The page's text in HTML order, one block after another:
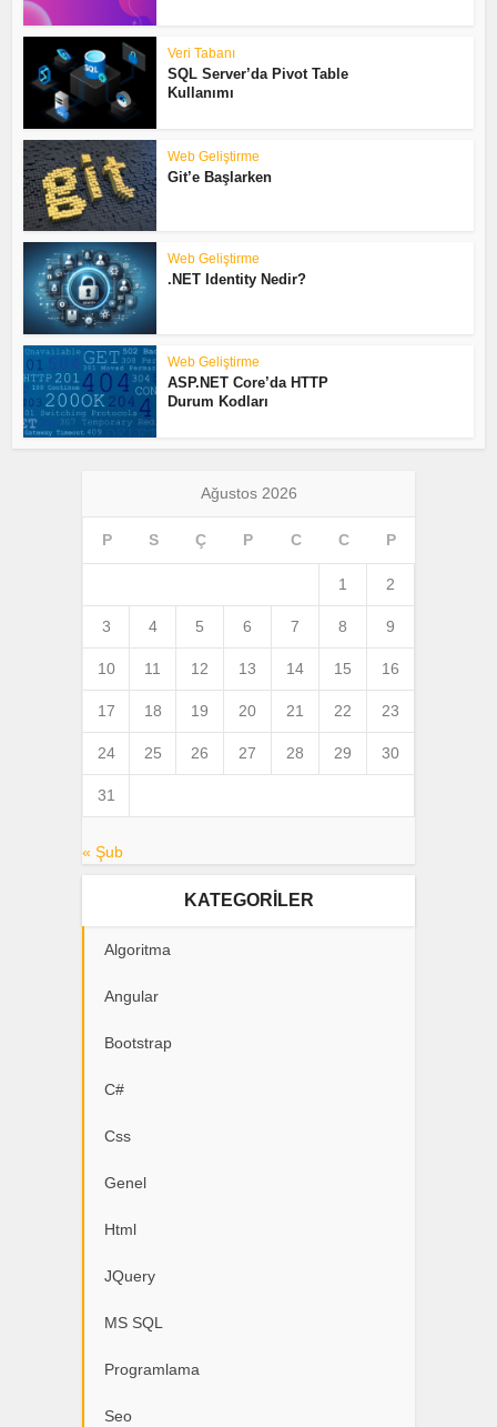
Veri Tabanı
SQL Server’da Pivot Table
Kullanımı
Web Geliştirme
Git’e Başlarken
Web Geliştirme
.NET Identity Nedir?
Web Geliştirme
ASP.NET Core’da HTTP
Durum Kodları
Ağustos 2026
P S Ç P C C P
1 2
3 4 5 6 7 8 9
10 11 12 13 14 15 16
17 18 19 20 21 22 23
24 25 26 27 28 29 30
31
« Şub
KATEGORILER
Algoritma
Angular
Bootstrap
C#
Css
Genel
Html
JQuery
MS SQL
Programlama
Seo